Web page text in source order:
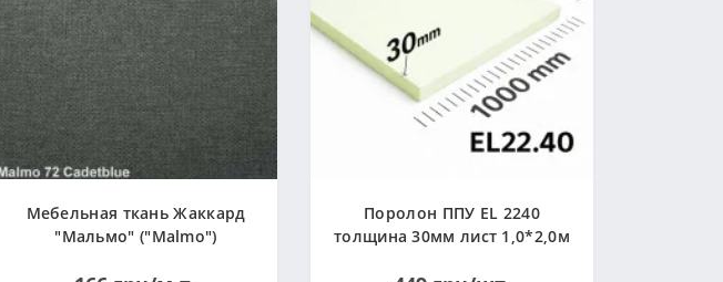
Мебельная ткань Жаккард
"Мальмо" ("Malmo")
Поролон ППУ EL 2240
толщина 30мм лист 1,0*2,0м